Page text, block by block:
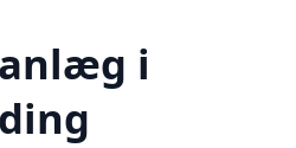
i